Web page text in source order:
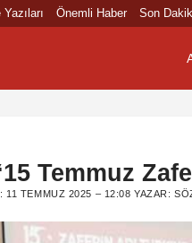
Önemli Haber Son
Temmuz
11 TEMMUZ 2025 – 12:08 YAZAR: